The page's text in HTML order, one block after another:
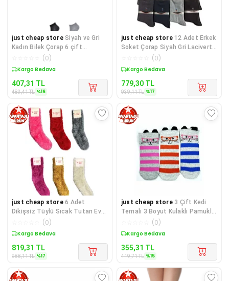
just cheap store Siyah ve Gri
Kadın Bilek Çorap 6 çift
(0)
Sepette %16 İndirim
407,31 TL
483,41TL %16
just cheap store 12 Adet Erkek
Soket Çorap Siyah Gri Lacivert
(0)
Sepette %17 İndirim
779,30 TL
939,11TL %17
just cheap store 6 Adet
Dikişsiz Tüylü Sıcak Tutan Ev
(0)
Sepette %17 İndirim
819,31 TL
988,11TL %17
just cheap store 3 Çift Kedi
Temalı 3 Boyut Kulaklı Pamuklu
Esnek Kadın Bilek Çora
(0)
Sepette %15 İndirim
355,31 TL
419,71TL %15